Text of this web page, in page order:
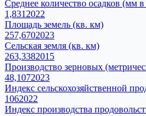
Среднее количество осадков (мм в
1,831 2022
Площадь земель (кв. км)
257,6702023
Сельская земля (кв. км)
263,3382015
Производство зерновых
48,1072023
Индекс сельскохозяйственной
1062022
Индекс производства